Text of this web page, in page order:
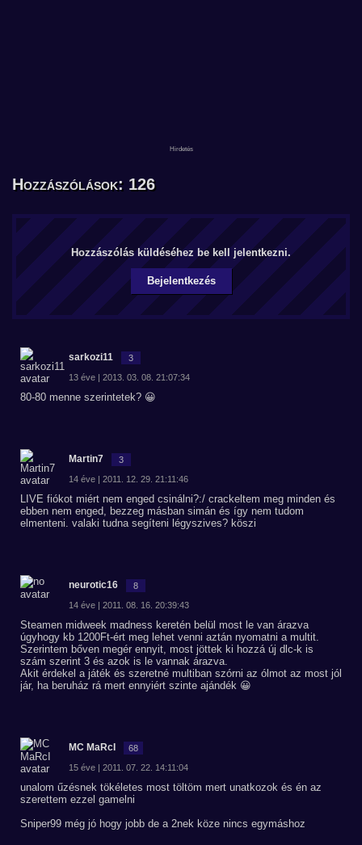
Hozzászólások: 126
Hozzászólás küldéséhez be kell jelentkezni.
Bejelentkezés
sarkozi11 3
13 éve | 2013. 03. 08. 21:07:34
80-80 menne szerintetek? 😀
Martin7 3
14 éve | 2011. 12. 29. 21:11:46
LIVE fiókot miért nem enged csinálni?:/ crackeltem meg minden és
ebben nem enged, bezzeg másban simán és így nem tudom
elmenteni. valaki tudna segíteni légyszives? köszi
neurotic16 8
14 éve | 2011. 08. 16. 20:39:43
Steamen midweek madness keretén belül most le van árazva
úgyhogy kb 1200Ft-ért meg lehet venni aztán nyomatni a multit.
Szerintem bőven megér ennyit, most jöttek ki hozzá új dlc-k is
szám szerint 3 és azok is le vannak árazva.
Akit érdekel a játék és szeretné multiban szórni az ólmot az most jól
jár, ha beruház rá mert ennyiért szinte ajándék 😀
MC MaRcI 68
15 éve | 2011. 07. 22. 14:11:04
unalom űzésnek tökéletes most töltöm mert unatkozok és én az
szerettem ezzel gamelni
Sniper99 még jó hogy jobb de a 2nek köze nincs egymáshoz